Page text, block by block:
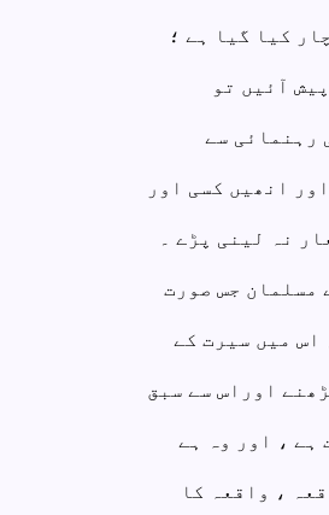
کیا گیا ہے ؛
آئیں تو
رہنمائی سے
انھیں کسی اور
نہ لینی پڑے ۔
مسلمان جس صورت
اس میں سیرت کے
اوراس سے سبق
ہے ، اور وہ ہے
، واقعہ کا